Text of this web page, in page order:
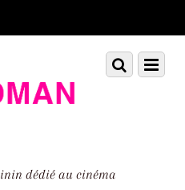
dédié au cinéma
Menu
Scroll
down